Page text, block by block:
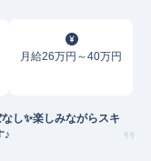
月給26万円～40万円
し✨楽しみながらスキ
♪